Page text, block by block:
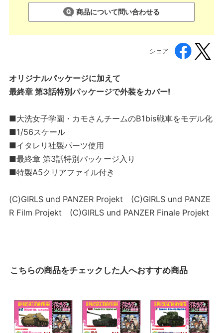
商品について問い合わせる
シェア
オリジナルパッケージに加えて
最終章 第3話特別パッケージで外装をカバー!
■大洗女子学園・カモさんチームのB1bis戦車をモデル化
■1/56スケール
■イタレリ社製パーツ使用
■最終章 第3話特別パッケージ入り
■特製A5クリアファイル付き
(C)GIRLS und PANZER Projekt (C)GIRLS und PANZE
R Film Projekt (C)GIRLS und PANZER Finale Projekt
こちらの商品をチェックした人へおすすめ商品